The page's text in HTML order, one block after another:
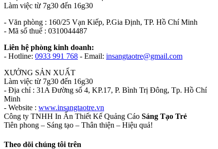
Làm việc từ 7g30 đến 16g30
- Văn phòng : 160/25 Vạn Kiếp, P.Gia Định, TP. Hồ Chí Minh
- Mã số thuế : 0310044487
Liên hệ phòng kinh doanh:
- Hotline: 0933 991 768 - Email: insangtaotre@gmail.com
XƯỞNG SẢN XUẤT
Làm việc từ 7g30 đến 16g30
- Địa chỉ : 31A Đường số 4, KP.17, P. Bình Trị Đông, Tp. Hồ Chí
Minh
- Website : www.insangtaotre.vn
Công ty TNHH In Ấn Thiết Kế Quảng Cáo Sáng Tạo Trẻ
Tiên phong – Sáng tạo – Thân thiện – Hiệu quả!
Theo dõi chúng tôi trên